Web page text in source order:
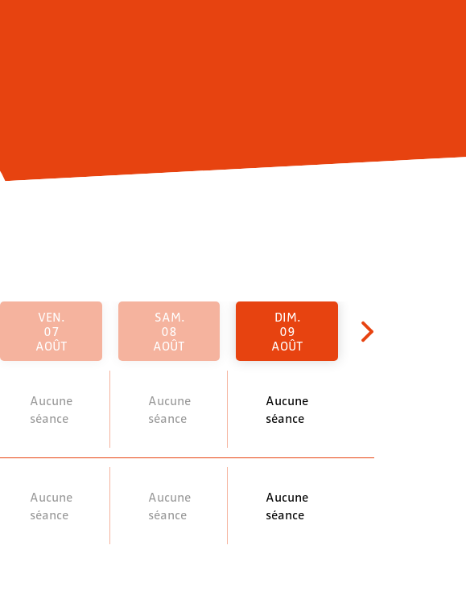
VEN.
07
AOÛT
Aucune
séance
Aucune
séance
SAM.
08
AOÛT
Aucune
séance
Aucune
séance
DIM.
09
AOÛT
Aucune
séance
Aucune
séance